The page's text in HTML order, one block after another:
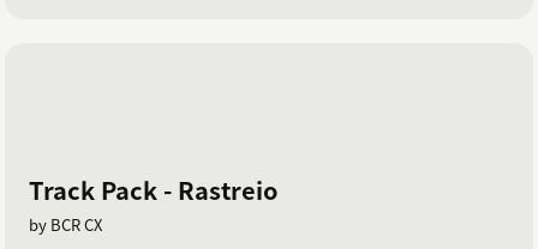
Track Pack - Rastreio
by BCR CX